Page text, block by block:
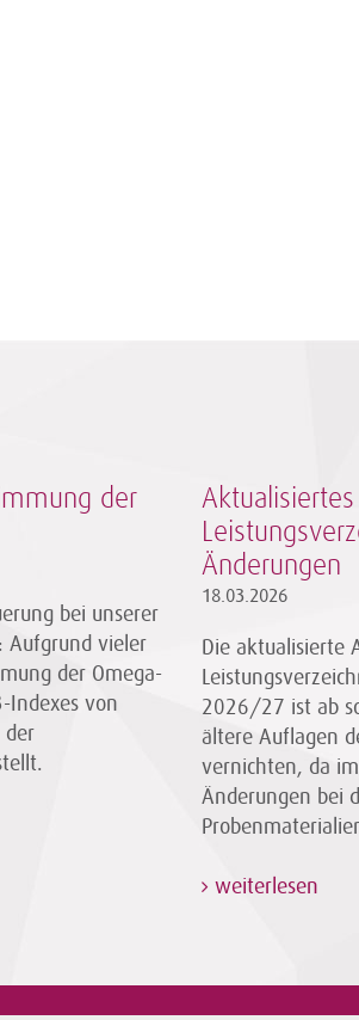
der
bei unserer
Aufgrund vieler
der Omega-
Indexes von
der
Änderungen
18.03.2026
Die aktualisierte
2026/27 ist ab
ältere Auflagen
vernichten, da
Änderungen bei
weiterlesen